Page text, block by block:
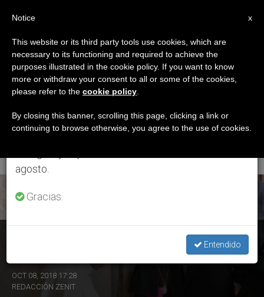
ETIQUETA
Posts Tagged ‘El Papa
Recibe Al Presidente
De Montenegro’
ÚLTIMAS NOTICIAS
Montenegro: El Papa recibe al presidente Milo Djukanovic
OCT 08, 2018 17:28
REDACCIÓN ZENIT
×
Aviso importante
Del 27 de julio al 7 de agosto haremos la pausa
anual, aprovechando que en el periodo de verano
se generan menos informaciones y también el
agosto.
Gracias.
Entendido
x
Notice
This website or its third party tools use cookies, which are
necessary to its functioning and required to achieve the
purposes illustrated in the cookie policy. If you want to know
more or withdraw your consent to all or some of the cookies,
please refer to the cookie policy
By closing this banner, scrolling this page, clicking a link or
continuing to browse otherwise, you agree to the use of cookies.